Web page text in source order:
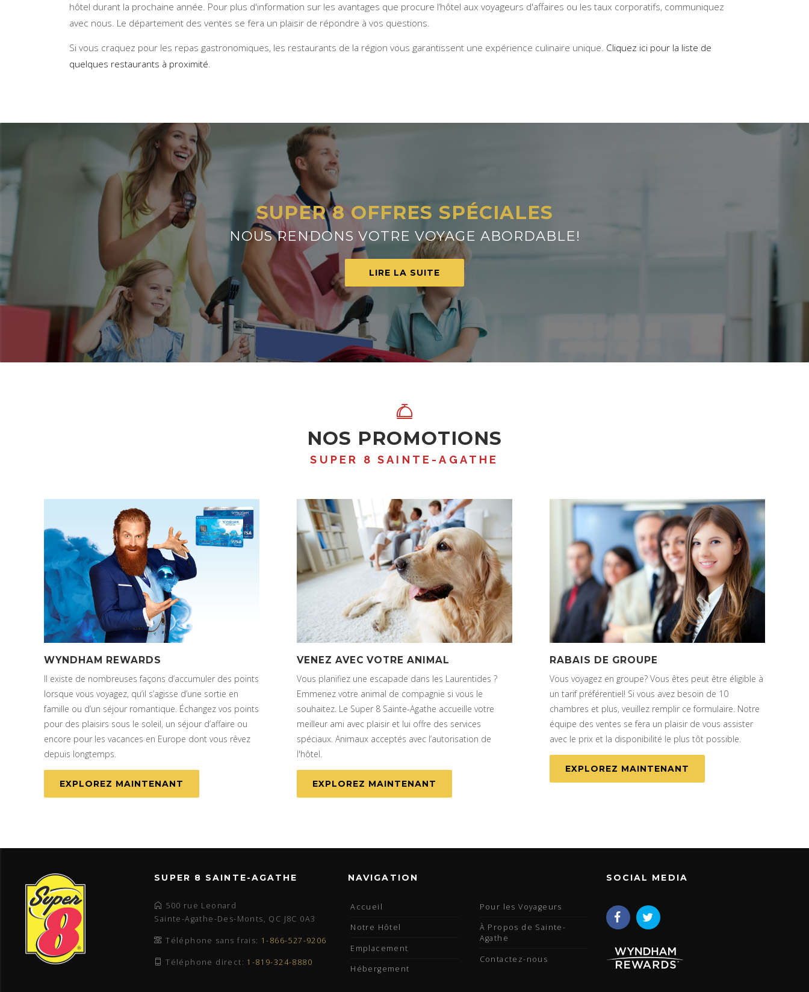
hôtel durant la prochaine année. Pour plus d'information sur les avantages que procure l’hôtel aux voyageurs d'affaires ou les taux corporatifs, communiquez
avec nous. Le département des ventes se fera un plaisir de répondre à vos questions.
Si vous craquez pour les repas gastronomiques, les restaurants de la région vous garantissent une expérience culinaire unique. Cliquez ici pour la liste de
quelques restaurants à proximité.
SUPER 8 OFFRES SPÉCIALES
NOUS RENDONS VOTRE VOYAGE ABORDABLE!
LIRE LA SUITE
NOS PROMOTIONS
SUPER 8 SAINTE-AGATHE
WYNDHAM REWARDS
Il existe de nombreuses façons d’accumuler des points
lorsque vous voyagez, qu’il s’agisse d’une sortie en
famille ou d’un séjour romantique. Échangez vos points
pour des plaisirs sous le soleil, un séjour d’affaire ou
encore pour les vacances en Europe dont vous rêvez
depuis longtemps.
EXPLOREZ MAINTENANT
VENEZ AVEC VOTRE ANIMAL
Vous planifiez une escapade dans les Laurentides ?
Emmenez votre animal de compagnie si vous le
souhaitez. Le Super 8 Sainte-Agathe accueille votre
meilleur ami avec plaisir et lui offre des services
spéciaux. Animaux acceptés avec l’autorisation de
l'hôtel.
EXPLOREZ MAINTENANT
RABAIS DE GROUPE
Vous voyagez en groupe? Vous êtes peut être éligible à
un tarif préférentiel! Si vous avez besoin de 10
chambres et plus, veuillez remplir ce formulaire. Notre
équipe des ventes se fera un plaisir de vous assister
avec le prix et la disponibilité le plus tôt possible.
EXPLOREZ MAINTENANT
SUPER 8 SAINTE-AGATHE
500 rue Leonard
Sainte-Agathe-Des-Monts, QC J8C 0A3
Téléphone sans frais: 1-866-527-9206
Téléphone direct: 1-819-324-8880
NAVIGATION
Accueil
Notre Hôtel
Emplacement
Hébergement
Pour les Voyageurs
À Propos de Sainte-
Agathe
Contactez-nous
SOCIAL MEDIA